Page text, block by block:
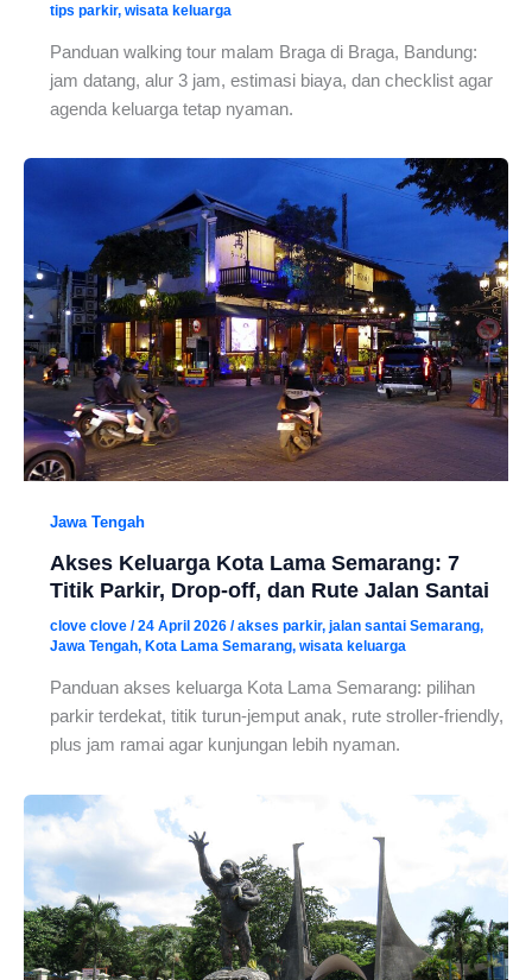
tips parkir, wisata keluarga
Panduan walking tour malam Braga di Braga, Bandung:
jam datang, alur 3 jam, estimasi biaya, dan checklist agar
agenda keluarga tetap nyaman.
Jawa Tengah
Akses Keluarga Kota Lama Semarang: 7
Titik Parkir, Drop-off, dan Rute Jalan Santai
clove clove /24 April 2026 /akses parkir, jalan santai Semarang,
Jawa Tengah, Kota Lama Semarang, wisata keluarga
Panduan akses keluarga Kota Lama Semarang: pilihan
parkir terdekat, titik turun-jemput anak, rute stroller-friendly,
plus jam ramai agar kunjungan lebih nyaman.